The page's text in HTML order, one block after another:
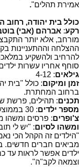
אמירת תהלים".
כולל בית יהודה,
רקע: אברהם (אבי)
מורחב, אלא יותר
ההצלחה וההתעניינות
להרחיב ולהשקיע
סוחף אחריו עשרות
גילאים: 4-12
זמן ומיקום: כולל "בית
ברחוב המחתרת.
תכנים: תהילים, פרשת
מספר ילדים: 30 בממוצע.
צ'ופרים: פרסים ומשהו
ומשהו לסיום: "יש לי
"הילדים זה הקהל הכי
מביאים חברים חדשים.
ילדים אפשר לראות עד
וצמאה לקב"ה".